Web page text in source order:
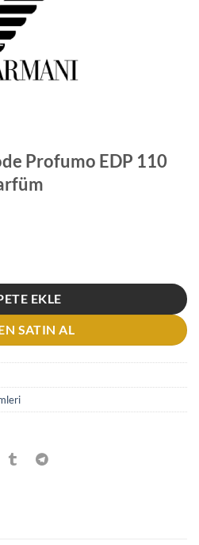
Profumo EDP 110
110 ML Erkek Tester Parfüm adet
EKLE
SATIN AL